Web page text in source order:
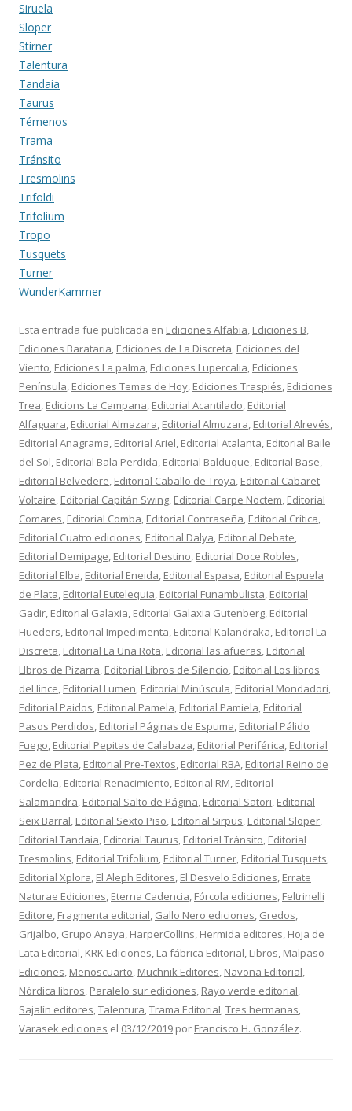
Siruela
Sloper
Stirner
Talentura
Tandaia
Taurus
Témenos
Trama
Tránsito
Tresmolins
Trifoldi
Trifolium
Tropo
Tusquets
Turner
WunderKammer
Esta entrada fue publicada en Ediciones Alfabia, Ediciones B,
Ediciones Barataria, Ediciones de La Discreta, Ediciones del
Viento, Ediciones La palma, Ediciones Lupercalia, Ediciones
Península, Ediciones Temas de Hoy, Ediciones Traspiés, Ediciones
Trea, Edicions La Campana, Editorial Acantilado, Editorial
Alfaguara, Editorial Almazara, Editorial Almuzara, Editorial Alrevés,
Editorial Anagrama, Editorial Ariel, Editorial Atalanta, Editorial Baile
del Sol, Editorial Bala Perdida, Editorial Balduque, Editorial Base,
Editorial Belvedere, Editorial Caballo de Troya, Editorial Cabaret
Voltaire, Editorial Capitán Swing, Editorial Carpe Noctem, Editorial
Comares, Editorial Comba, Editorial Contraseña, Editorial Crítica,
Editorial Cuatro ediciones, Editorial Dalya, Editorial Debate,
Editorial Demipage, Editorial Destino, Editorial Doce Robles,
Editorial Elba, Editorial Eneida, Editorial Espasa, Editorial Espuela
de Plata, Editorial Eutelequia, Editorial Funambulista, Editorial
Gadir, Editorial Galaxia, Editorial Galaxia Gutenberg, Editorial
Hueders, Editorial Impedimenta, Editorial Kalandraka, Editorial La
Discreta, Editorial La Uña Rota, Editorial las afueras, Editorial
LIbros de Pizarra, Editorial Libros de Silencio, Editorial Los libros
del lince, Editorial Lumen, Editorial Minúscula, Editorial Mondadori,
Editorial Paidos, Editorial Pamela, Editorial Pamiela, Editorial
Pasos Perdidos, Editorial Páginas de Espuma, Editorial Pálido
Fuego, Editorial Pepitas de Calabaza, Editorial Periférica, Editorial
Pez de Plata, Editorial Pre-Textos, Editorial RBA, Editorial Reino de
Cordelia, Editorial Renacimiento, Editorial RM, Editorial
Salamandra, Editorial Salto de Página, Editorial Satori, Editorial
Seix Barral, Editorial Sexto Piso, Editorial Sirpus, Editorial Sloper,
Editorial Tandaia, Editorial Taurus, Editorial Tránsito, Editorial
Tresmolins, Editorial Trifolium, Editorial Turner, Editorial Tusquets,
Editorial Xplora, El Aleph Editores, El Desvelo Ediciones, Errate
Naturae Ediciones, Eterna Cadencia, Fórcola ediciones, Feltrinelli
Editore, Fragmenta editorial, Gallo Nero ediciones, Gredos,
Grijalbo, Grupo Anaya, HarperCollins, Hermida editores, Hoja de
Lata Editorial, KRK Ediciones, La fábrica Editorial, Libros, Malpaso
Ediciones, Menoscuarto, Muchnik Editores, Navona Editorial,
Nórdica libros, Paralelo sur ediciones, Rayo verde editorial,
Sajalín editores,Talentura,Trama Editorial,Tres hermanas,
Varasek ediciones el 03/12/2019 por Francisco H. González.